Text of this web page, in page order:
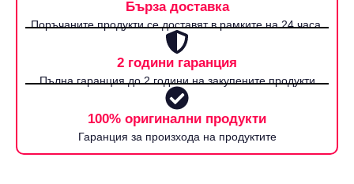
Бърза доставка
Поръчаните продукти се доставят в рамките на 24 часа.
2 години гаранция
Пълна гаранция до 2 години на закупените продукти
100% оригинални продукти
Гаранция за произхода на продуктите